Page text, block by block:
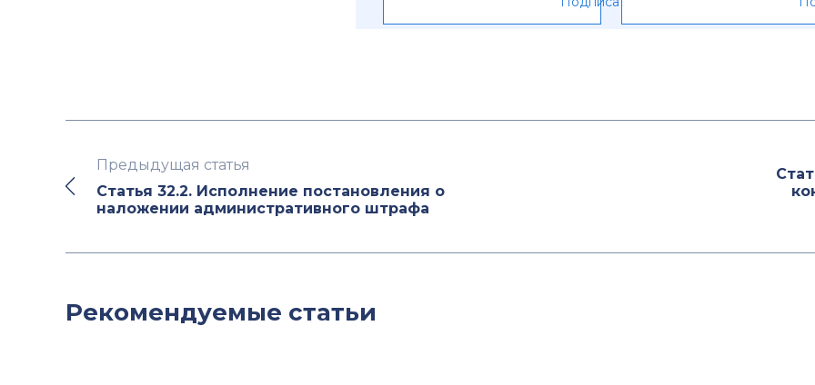
Предыдущая статья
Статья 32.2. Исполнение постановления о
наложении административного штрафа
Рекомендуемые статьи